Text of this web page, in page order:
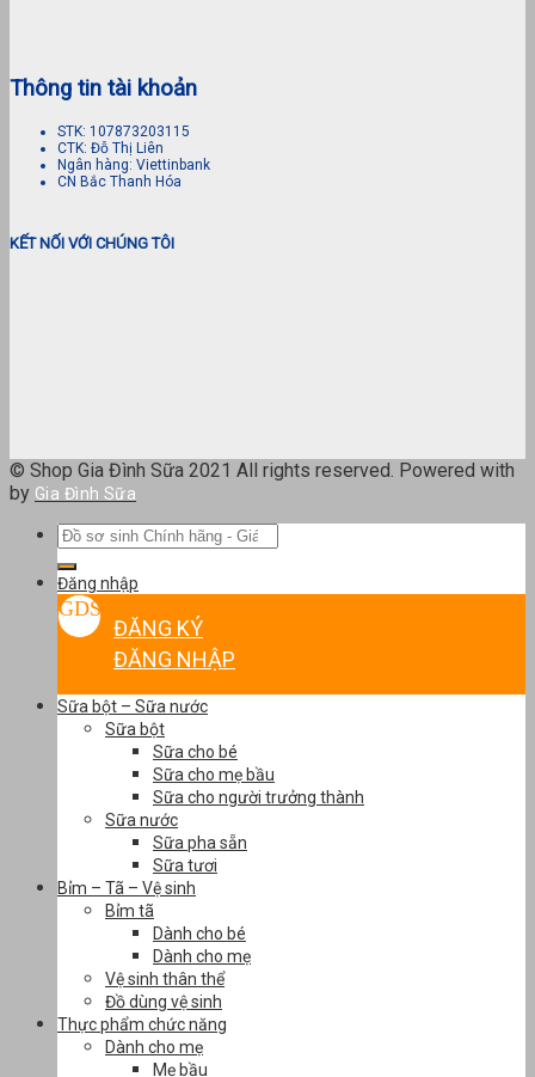
Thông tin tài khoản
STK: 107873203115
CTK: Đỗ Thị Liên
Ngân hàng: Viettinbank
CN Bắc Thanh Hóa
KẾT NỐI VỚI CHÚNG TÔI
© Shop Gia Đình Sữa 2021 All rights reserved. Powered with
by Gia Đình Sữa
Tìm
Đăng nhập
ĐĂNG KÝ
ĐĂNG NHẬP
Sữa bột – Sữa nước
Sữa bột
Sữa cho bé
Sữa cho mẹ bầu
Sữa cho người trưởng thành
Sữa nước
Sữa pha sẵn
Sữa tươi
Bỉm – Tã – Vệ sinh
Bỉm tã
Dành cho bé
Dành cho mẹ
Vệ sinh thân thể
Đồ dùng vệ sinh
Thực phẩm chức năng
Dành cho mẹ
Mẹ bầu